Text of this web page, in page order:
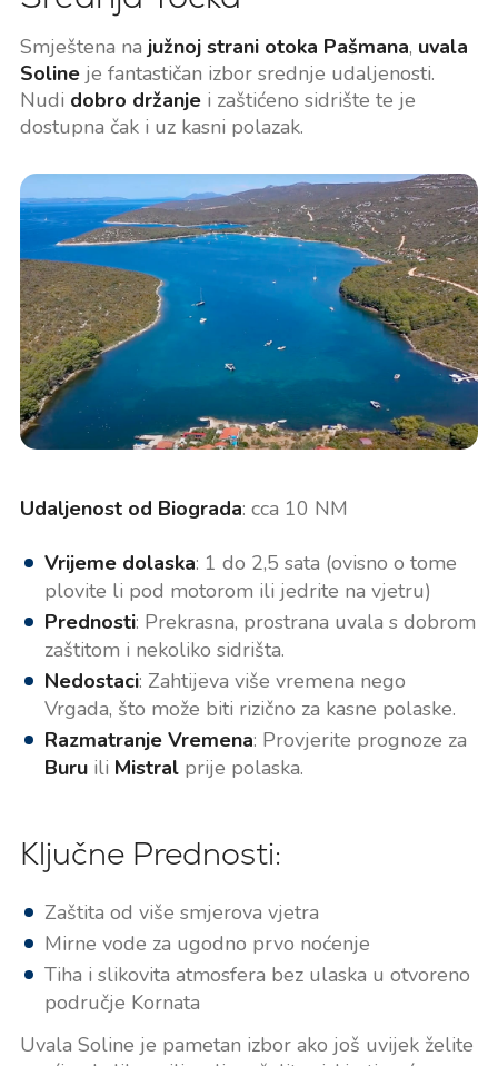
Smještena na južnoj strani otoka Pašmana, uvala
Solineje fantastičan izbor srednje udaljenosti.
Nudi dobro držanjei zaštićeno sidrište te je
dostupna čak i uz kasni polazak.
Udaljenost od Biograda: cca 10 NM
Vrijeme dolaska: 1 do 2,5 sata (ovisno o tome
plovite li pod motorom ili jedrite na vjetru)
Prednosti: Prekrasna, prostrana uvala s dobrom
zaštitom i nekoliko sidrišta.
Nedostaci: Zahtijeva više vremena nego
Vrgada, što može biti rizično za kasne polaske.
Razmatranje Vremena: Provjerite prognoze za
Buruili Mistralprije polaska.
Ključne Prednosti:
Zaštita od više smjerova vjetra
Mirne vode za ugodno prvo noćenje
Tiha i slikovita atmosfera bez ulaska u otvoreno
područje Kornata
Uvala Soline je pametan izbor ako još uvijek želite